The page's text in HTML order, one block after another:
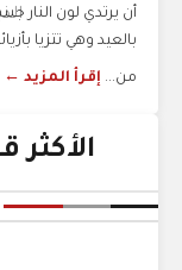
أن يرتدي لون النار
بالعيد وهي تتزيا
من... إقرأ المزيد ←
الأكثر